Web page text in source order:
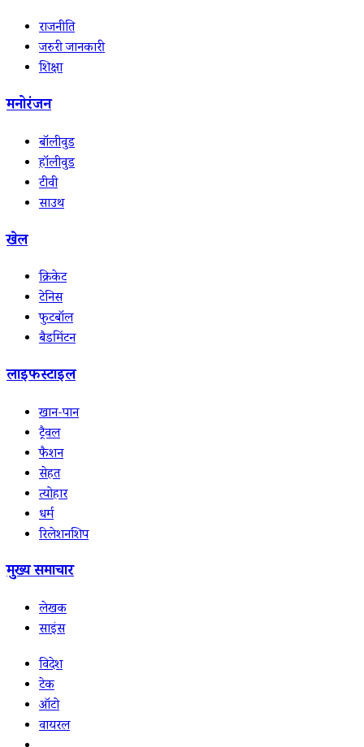
राजनीति
जरुरी जानकारी
शिक्षा
मनोरंजन
बॉलीवुड
हॉलीवुड
टीवी
साउथ
खेल
क्रिकेट
टेनिस
फुटबॉल
बैडमिंटन
लाइफस्टाइल
खान-पान
ट्रैवल
फैशन
सेहत
त्योहार
धर्म
रिलेशनशिप
मुख्य समाचार
लेखक
साइंस
विदेश
टेक
ऑटो
वायरल